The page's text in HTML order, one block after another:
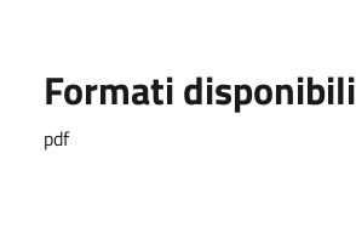
Formati disponibili
pdf